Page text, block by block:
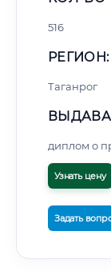
516
РЕГИОН:
Таганрог
диплом о
Узнать цену
Задать